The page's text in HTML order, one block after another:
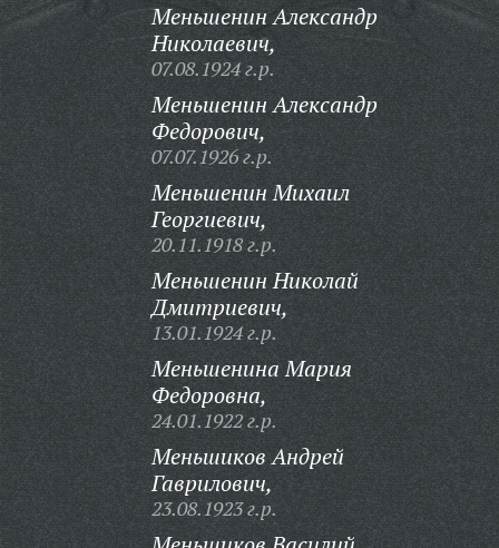
Меньшенин Александр
Николаевич,
07.08.1924 г.р.
Меньшенин Александр
Федорович,
07.07.1926 г.р.
Меньшенин Михаил
Георгиевич,
20.11.1918 г.р.
Меньшенин Николай
Дмитриевич,
13.01.1924 г.р.
Меньшенина Мария
Федоровна,
24.01.1922 г.р.
Меньшиков Андрей
Гаврилович,
23.08.1923 г.р.